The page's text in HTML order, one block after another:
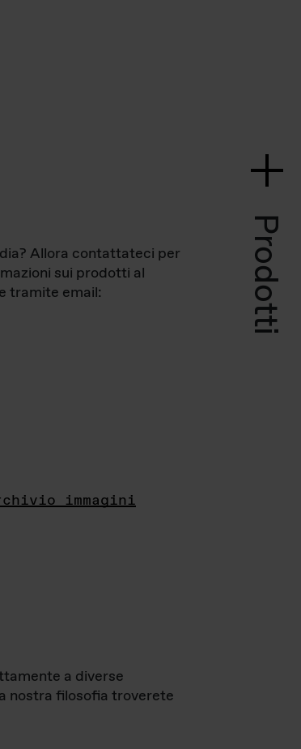
Prodotti
Allora contattateci per
sui prodotti al
tramite email:
immagini
a diverse
nostra filosofia troverete